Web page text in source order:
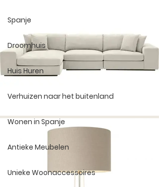
Spanje
Droomhuis
Huis Huren
Verhuizen naar het buitenland
Wonen in Spanje
Antieke Meubelen
Unieke Woonaccessoires